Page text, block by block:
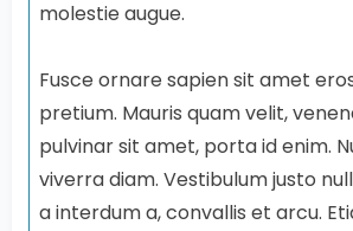
molestie augue.
Fusce ornare sapien sit amet
pretium. Mauris quam velit,
pulvinar sit amet, porta id enim.
viverra diam. Vestibulum justo
a interdum a, convallis et arcu.